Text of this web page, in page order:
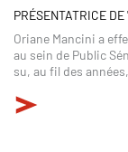
PRÉSENTATRICE
Oriane Mancini a
au sein de Public
su, au fil des